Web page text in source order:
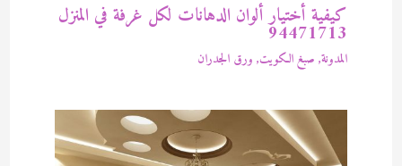
كيفية أختيار ألوان الدهانات لكل غرفة في المنزل
94471713
المدونة, صبغ الكويت, ورق الجدران